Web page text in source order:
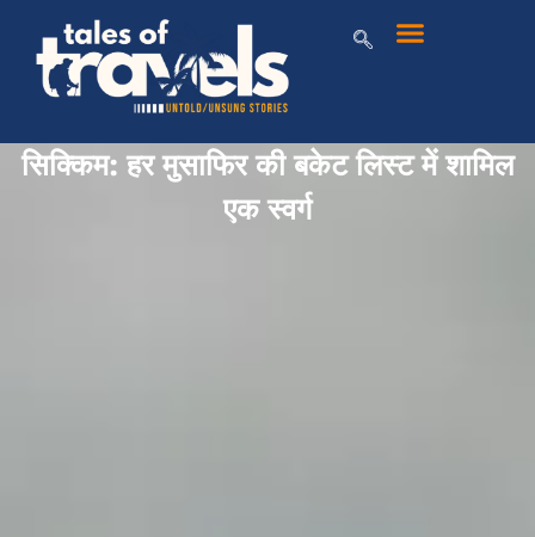
सिक्किम: हर मुसाफिर की बकेट लिस्ट में शामिल
एक स्वर्ग